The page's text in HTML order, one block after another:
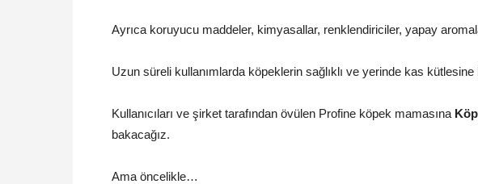
Ayrıca koruyucu maddeler, kimyasallar, renklendiriciler, yapay
Uzun süreli kullanımlarda köpeklerin sağlıklı ve yerinde kas
Kullanıcıları ve şirket tarafından övülen Profine köpek mamasına
bakacağız.
Ama öncelikle…